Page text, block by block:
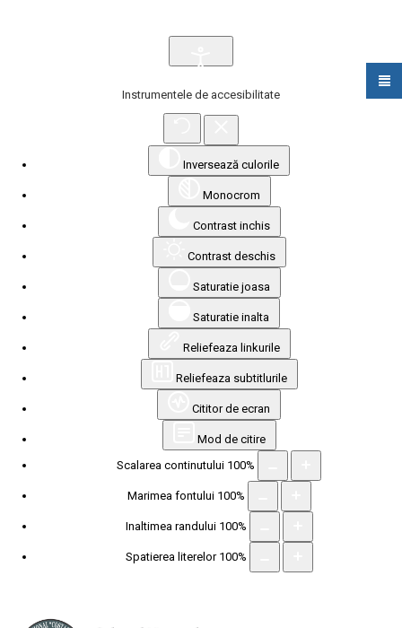
Instrumentele de accesibilitate
Inversează culorile
Monocrom
Contrast inchis
Contrast deschis
Saturatie joasa
Saturatie inalta
Reliefeaza linkurile
Reliefeaza subtitlurile
Cititor de ecran
Mod de citire
Scalarea continutului 100%
Marimea fontului 100%
Inaltimea randului 100%
Spatierea literelor 100%